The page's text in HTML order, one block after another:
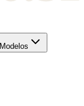
Modelos